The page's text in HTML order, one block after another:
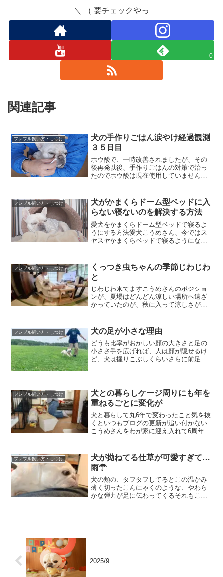
＼ （ 要チェックやっ
0
関連記事
フレブル飼い方・しつけ
犬の手作りごはん涙やけ経過観測
３５日目
ホウ酸で、一時改善されましたが、その
後再発以後、手作りごはんの対策で治っ
たのでホウ酸は現在使用していません目
ど涙やけの色はまだそれほど良くなって
ませんでも、目ヤニの量...
フレブル飼い方・しつけ
犬がかまくらドーム型ベッドに入
らない寝ないのを解決する方法
愛犬をかまくらドーム型ベッドで寝るよ
うにする方法愛犬こうめさん、今ではス
ヤスヤかまくらベッドで寝るようになり
効果があった、愛犬をかまくらドーム型
ベッドで寝させる方法をお...
フレブル飼い方・しつけ
くっつき虫ちゃんの季節じわじわ
と
じわじわ来てますこうめさんのポジショ
ンが、夏場はどんどん涼しい場所へ遠ざ
かっていたのが、秋に入って涼しさが深
六時中こんな状態になっては、仕事に差
し支えるけど、寂しさや退...
フレブル飼い方・しつけ 犬の足が小さな理由
どうも比率がおかしい顔の大きさと足の
小ささ手を広げれば、人は顔が隠せるけ
ど、犬は握りこぶしくらいさらに前足よ
ならないように進化をした...
フレブル飼い方・しつけ
犬との暮らしケージ周りにも年を
重ねるごとに変化が
犬と暮らして丸6年で変わったこと気を抜
くといつもブログの更新が追い付かない
こうめさんをわが家に迎え入れて6周年が
ここに記録しておきたいとにかく6年経っ
てもブログと動...
フレブル飼い方・しつけ
犬が拗ねてる仕草が可愛すぎて…
雨☂
犬の頬の、タフタフしてるとこの温かみ
薄く切ったこんにゃくのような、やわら
かな弾力が足に伝わってくるそれもこれ
2025/9